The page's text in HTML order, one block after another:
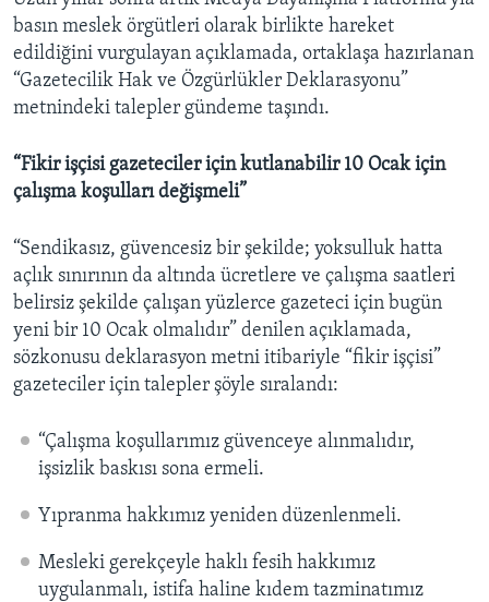
basın meslek örgütleri olarak birlikte hareket
edildiğini vurgulayan açıklamada, ortaklaşa hazırlanan
“Gazetecilik Hak ve Özgürlükler Deklarasyonu”
metnindeki talepler gündeme taşındı.
“Fikir işçisi gazeteciler için kutlanabilir 10 Ocak için
çalışma koşulları değişmeli”
“Sendikasız, güvencesiz bir şekilde; yoksulluk hatta
açlık sınırının da altında ücretlere ve çalışma saatleri
belirsiz şekilde çalışan yüzlerce gazeteci için bugün
yeni bir 10 Ocak olmalıdır” denilen açıklamada,
sözkonusu deklarasyon metni itibariyle “fikir işçisi”
gazeteciler için talepler şöyle sıralandı:
“Çalışma koşullarımız güvenceye alınmalıdır,
işsizlik baskısı sona ermeli.
Yıpranma hakkımız yeniden düzenlenmeli.
Mesleki gerekçeyle haklı fesih hakkımız
uygulanmalı, istifa haline kıdem tazminatımız